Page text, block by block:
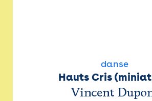
danse
Hauts Cris
Vincent